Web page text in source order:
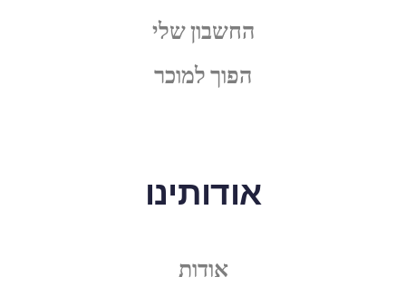
החשבון שלי
הפוך למוכר
אודותינו
אודות